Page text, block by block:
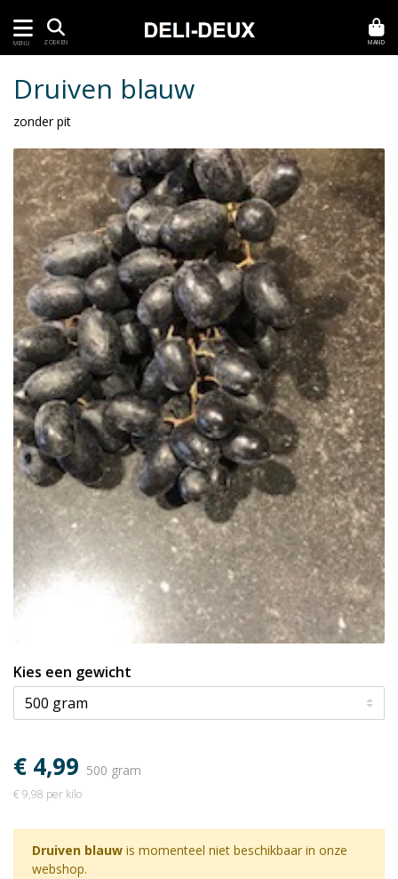
MENU ZOEKEN MAND
Druiven blauw
zonder pit
Kies een gewicht
€ 4,99 500 gram
€ 9,98 per kilo
Druiven blauw is momenteel niet beschikbaar in onze
webshop.